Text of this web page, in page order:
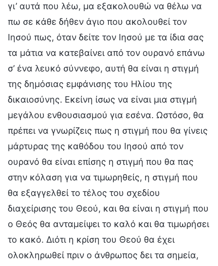
γι’ αυτά που λέω, μα εξακολουθώ να θέλω να
πω σε κάθε δήθεν άγιο που ακολουθεί τον
Ιησού πως, όταν δείτε τον Ιησού με τα ίδια σας
τα μάτια να κατεβαίνει από τον ουρανό επάνω
σ’ ένα λευκό σύννεφο, αυτή θα είναι η στιγμή
της δημόσιας εμφάνισης του Ηλίου της
δικαιοσύνης. Εκείνη ίσως να είναι μια στιγμή
μεγάλου ενθουσιασμού για εσένα. Ωστόσο, θα
πρέπει να γνωρίζεις πως η στιγμή που θα γίνεις
μάρτυρας της καθόδου του Ιησού από τον
ουρανό θα είναι επίσης η στιγμή που θα πας
στην κόλαση για να τιμωρηθείς, η στιγμή που
θα εξαγγελθεί το τέλος του σχεδίου
διαχείρισης του Θεού, και θα είναι η στιγμή που
ο Θεός θα ανταμείψει το καλό και θα τιμωρήσει
το κακό. Διότι η κρίση του Θεού θα έχει
ολοκληρωθεί πριν ο άνθρωπος δει τα σημεία,